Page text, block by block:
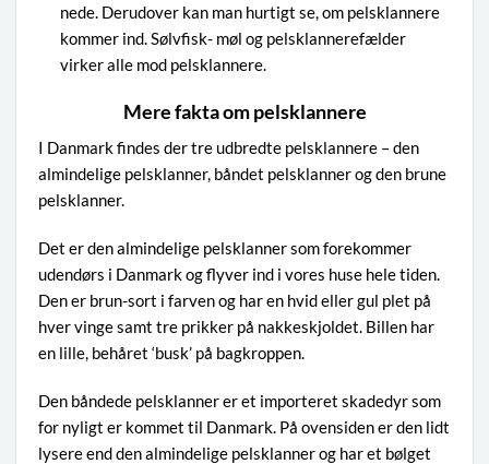
nede. Derudover kan man hurtigt se, om pelsklannere
kommer ind. Sølvfisk- møl og pelsklannerefælder
virker alle mod pelsklannere.
Mere fakta om pelsklannere
I Danmark findes der tre udbredte pelsklannere – den
almindelige pelsklanner, båndet pelsklanner og den brune
pelsklanner.
Det er den almindelige pelsklanner som forekommer
udendørs i Danmark og flyver ind i vores huse hele tiden.
Den er brun-sort i farven og har en hvid eller gul plet på
hver vinge samt tre prikker på nakkeskjoldet. Billen har
en lille, behåret ‘busk’ på bagkroppen.
Den båndede pelsklanner er et importeret skadedyr som
for nyligt er kommet til Danmark. På ovensiden er den lidt
lysere end den almindelige pelsklanner og har et bølget